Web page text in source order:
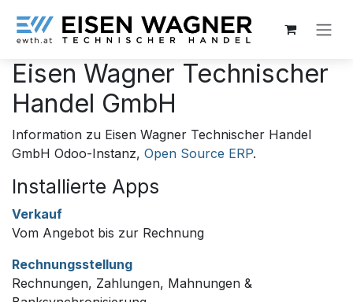
Eisen Wagner Technischer
Handel GmbH
Information zu Eisen Wagner Technischer Handel
GmbH Odoo-Instanz, Open Source ERP.
Installierte Apps
Verkauf
Vom Angebot bis zur Rechnung
Rechnungsstellung
Rechnungen, Zahlungen, Mahnungen &